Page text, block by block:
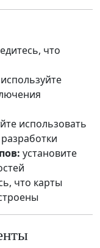
что
используйте
использовать
установите
что карты